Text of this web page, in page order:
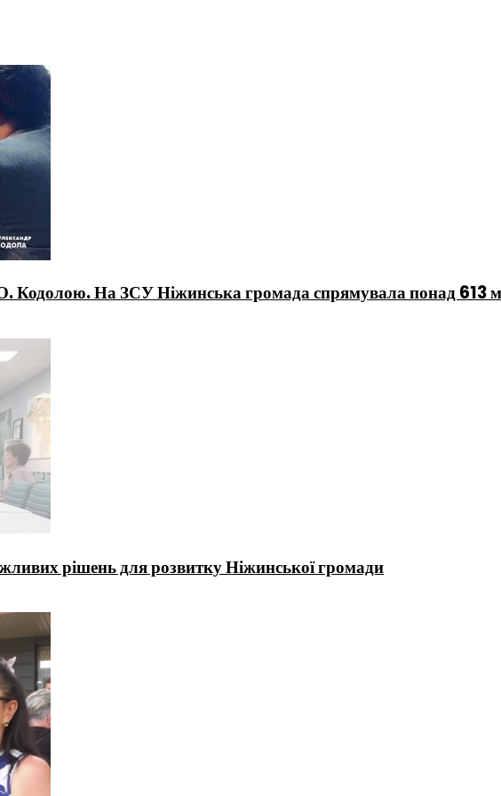
Кодолою. На ЗСУ Ніжинська громада спрямувала понад 613
рішень для розвитку Ніжинської громади